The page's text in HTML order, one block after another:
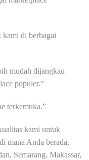
kami di berbagai
mudah dijangkau
populer.”
terkemuka.”
kami untuk
mana Anda berada,
Semarang, Makassar,